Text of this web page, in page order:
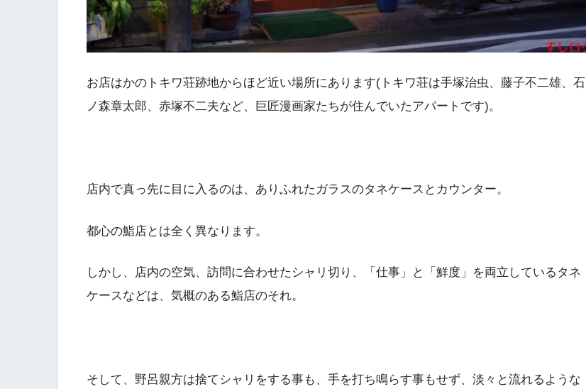
お店はかのトキワ荘跡地からほど近い場所にあります(トキワ荘は手塚治虫、藤子不二雄、石
ノ森章太郎、赤塚不二夫など、巨匠漫画家たちが住んでいたアパートです)。
店内で真っ先に目に入るのは、ありふれたガラスのタネケースとカウンター。
都心の鮨店とは全く異なります。
しかし、店内の空気、訪問に合わせたシャリ切り、「仕事」と「鮮度」を両立しているタネ
ケースなどは、気概のある鮨店のそれ。
そして、野呂親方は捨てシャリをする事も、手を打ち鳴らす事もせず、淡々と流れるような